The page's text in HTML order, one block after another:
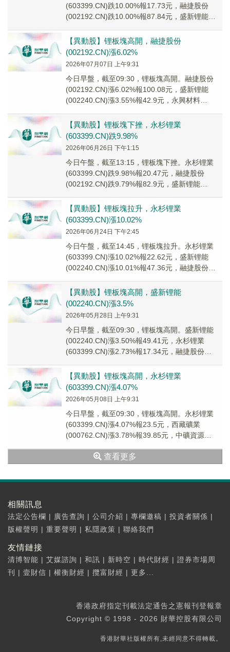
(603399.CN)跌10.00%報17.73元，融捷股份
(002192.CN)跌10.00%報87.84元，盛新锂能
【異動股】锂板塊高開，融捷股份
(002192.CN)漲6.02%
2026年07月07日 上午9:31
今日早盤，截至09:30，锂板塊高開。融捷股份
(002192.CN)漲6.02%報100.08元，盛新锂能
(002240.CN)漲3.55%報42.9元，永興材料
【異動股】锂板塊下挫，永杉锂業
(603399.CN)跌9.98%
2026年06月26日 下午1:15
今日午盤，截至13:15，锂板塊下挫。永杉锂業
(603399.CN)跌9.98%報20.47元，融捷股份
(002192.CN)跌9.79%報82.9元，盛新锂能
【異動股】锂板塊拉升，永杉锂業
(603399.CN)漲10.02%
2026年06月24日 下午2:45
今日午盤，截至14:45，锂板塊拉升。永杉锂業
(603399.CN)漲10.02%報22.62元，盛新锂能
(002240.CN)漲10.01%報47.36元，融捷股份
【異動股】锂板塊高開，盛新锂能
(002240.CN)漲3.5%
2026年05月28日 上午9:31
今日早盤，截至09:30，锂板塊高開。盛新锂能
(002240.CN)漲3.50%報49.41元，永杉锂業
(603399.CN)漲2.73%報17.34元，融捷股份
【異動股】锂板塊高開，永杉锂業
(603399.CN)漲4.07%
2026年05月08日 上午9:31
今日早盤，截至09:30，锂板塊高開。永杉锂業
(603399.CN)漲4.07%報23.5元，西藏礦業
(000762.CN)漲3.78%報39.85元，中礦資源
查看更多
相關訊息
法定公告欄 | 廣告查詢 | 公司介紹 | 專欄邀稿 | 投資者關係 |
版權聲明 | 重要聲明 | 私隱政策 | 聯絡我們
友情鏈接
清博智能 | 艾媒諮詢 | 和訊 | 新時空 | 時代財經 | 證券市場周
刊
| 壹財信 | 權衡財經 | 攬富財經 | 更多...
香港政府指定刊載法定通告之憲報刊登報章
Copyright © 1998 - 2026 財華控股有限公司
香港財華社版權所有,未經同意不得轉載。